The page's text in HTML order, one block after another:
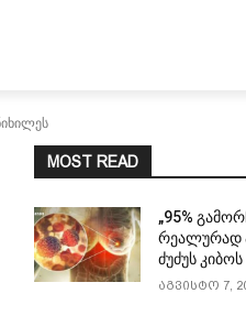
MOST READ
„95%
რეალურად
ძუძუს
აგვისტო 7,